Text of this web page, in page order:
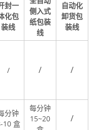
封一
化包
装线
侧入式
纸包装
线
自动化
卸货包
装线
/ / /
分钟
10 盒
每分钟
15~20
/